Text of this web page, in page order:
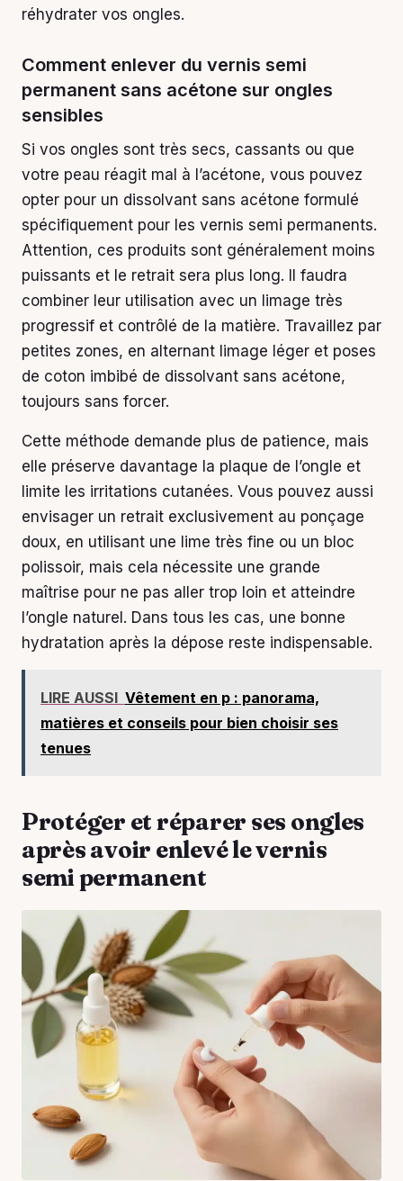
réhydrater vos ongles.
Comment enlever du vernis semi
permanent sans acétone sur ongles
sensibles
Si vos ongles sont très secs, cassants ou que
votre peau réagit mal à l’acétone, vous pouvez
opter pour un dissolvant sans acétone formulé
spécifiquement pour les vernis semi permanents.
Attention, ces produits sont généralement moins
puissants et le retrait sera plus long. Il faudra
combiner leur utilisation avec un limage très
progressif et contrôlé de la matière. Travaillez par
petites zones, en alternant limage léger et poses
de coton imbibé de dissolvant sans acétone,
toujours sans forcer.
Cette méthode demande plus de patience, mais
elle préserve davantage la plaque de l’ongle et
limite les irritations cutanées. Vous pouvez aussi
envisager un retrait exclusivement au ponçage
doux, en utilisant une lime très fine ou un bloc
polissoir, mais cela nécessite une grande
maîtrise pour ne pas aller trop loin et atteindre
l’ongle naturel. Dans tous les cas, une bonne
hydratation après la dépose reste indispensable.
LIRE AUSSI Vêtement en p : panorama,
matières et conseils pour bien choisir ses
tenues
Protéger et réparer ses ongles
après avoir enlevé le vernis
semi permanent